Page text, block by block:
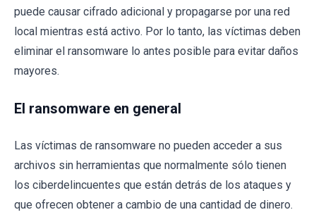
puede causar cifrado adicional y propagarse por una red
local mientras está activo. Por lo tanto, las víctimas deben
eliminar el ransomware lo antes posible para evitar daños
mayores.
El ransomware en general
Las víctimas de ransomware no pueden acceder a sus
archivos sin herramientas que normalmente sólo tienen
los ciberdelincuentes que están detrás de los ataques y
que ofrecen obtener a cambio de una cantidad de dinero.